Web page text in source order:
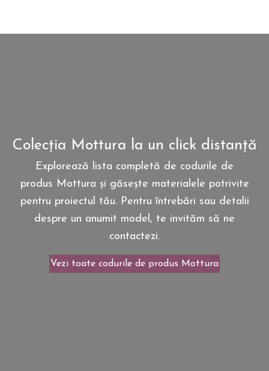
Colecția Mottura la un click distanță
Explorează lista completă de codurile de
produs Mottura și găsește materialele potrivite
pentru proiectul tău. Pentru întrebări sau detalii
despre un anumit model, te invităm să ne
contactezi.
Vezi toate codurile de produs Mottura